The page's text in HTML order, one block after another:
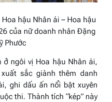
hậu Nhân ái – Hoa hậu
của nữ doanh nhân Đặng
Phước
ở ngôi vị Hoa hậu Nhân ái,
sắc giành thêm danh
ghi dấu ấn nổi bật xuyên
thi. Thành tích “kép” này